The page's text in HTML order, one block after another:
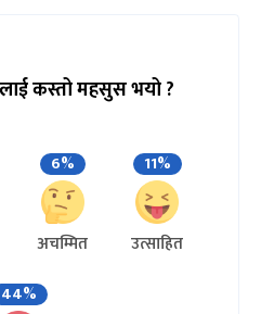
कस्तो महसुस भयो ?
6%
अचम्मित
11%
उत्साहित
44%